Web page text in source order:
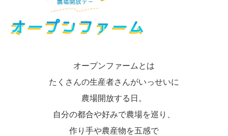
オープンファームとは
たくさんの生産者さんがいっせいに
農場開放する日。
自分の都合や好みで農場を巡り、
作り手や農産物を五感で